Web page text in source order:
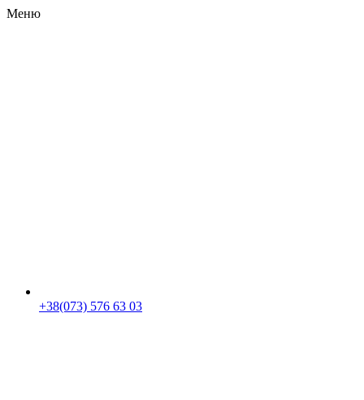
Меню
+38(073) 576 63 03